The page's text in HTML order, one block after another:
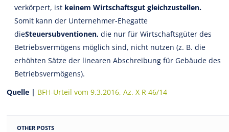
verkörpert, ist keinem Wirtschaftsgut gleichzustellen.
Somit kann der Unternehmer-Ehegatte
dieSteuersubventionen, die nur für Wirtschaftsgüter des
Betriebsvermögens möglich sind, nicht nutzen (z. B. die
erhöhten Sätze der linearen Abschreibung für Gebäude des
Betriebsvermögens).
Quelle | BFH-Urteil vom 9.3.2016, Az. X R 46/14
OTHER POSTS